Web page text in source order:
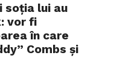
soția lui au
vor fi
în care
Combs și